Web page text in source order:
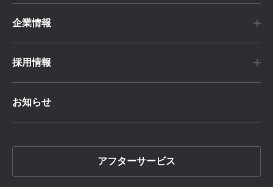
企業情報
採用情報
お知らせ
アフターサービス